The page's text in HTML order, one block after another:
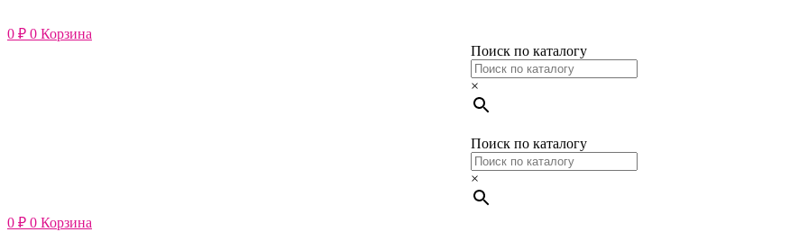
к
содержимому
0 ₽ 0 Корзина
Поиск по каталогу
×
Поиск по каталогу
×
0 ₽ 0 Корзина